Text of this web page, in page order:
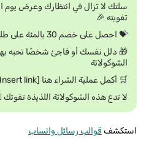
سلتك لا تزال في انتظارك وعرض يوم
تفويته 🎉
💝 احصل على خصم 30 بالمئة على طلبك اليوم
🎁 دلل نفسك أو فاجئ شخصًا تحبه
الشوكولاتة
🛒 أكمل عملية الشراء هنا [Insert link]
لا تدع هذه الشوكولاتة اللذيذة تفوتك
استكشف قوالب رسائل واتساب